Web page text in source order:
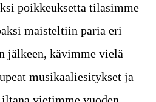
poikkeuksetta tilasimme
maisteltiin paria eri
jälkeen, kävimme vielä
musikaaliesitykset ja